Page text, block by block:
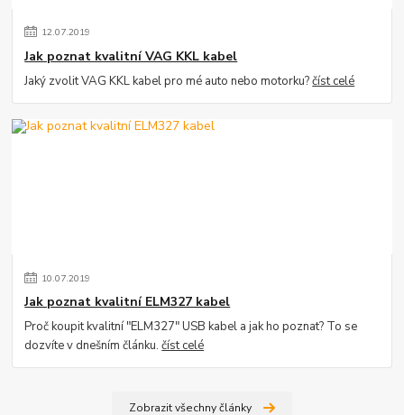
12.07.2019
Jak poznat kvalitní VAG KKL kabel
Jaký zvolit VAG KKL kabel pro mé auto nebo motorku?číst celé
10.07.2019
Jak poznat kvalitní ELM327 kabel
Proč koupit kvalitní "ELM327" USB kabel a jak ho poznat? To se
dozvíte v dnešním článku.číst celé
Zobrazit všechny články